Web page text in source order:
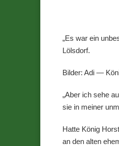
„Es war ein
Lölsdorf.
Bilder: Adi —
„Aber ich sehe
sie in meiner
Hatte König
an den alten